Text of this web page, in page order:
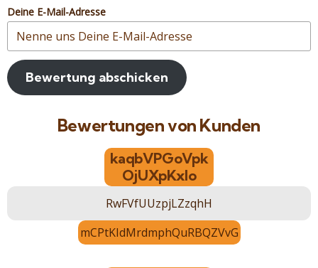
Deine E-Mail-Adresse
Bewertung abschicken
Bewertungen von Kunden
kaqbVPGoVpk
OjUXpKxlo
RwFVfUUzpjLZzqhH
mCPtKIdMrdmphQuRBQZVvG